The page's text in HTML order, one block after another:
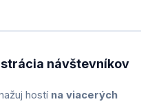
návštevníkov
hostí na viacerých